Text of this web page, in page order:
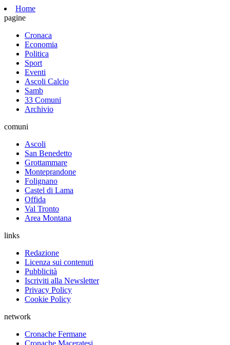
Home
pagine
Cronaca
Economia
Politica
Sport
Eventi
Ascoli Calcio
Samb
33 Comuni
Archivio
comuni
Ascoli
San Benedetto
Grottammare
Monteprandone
Folignano
Castel di Lama
Offida
Val Tronto
Area Montana
links
Redazione
Licenza sui contenuti
Pubblicità
Iscriviti alla Newsletter
Privacy Policy
Cookie Policy
network
Cronache Fermane
Cronache Maceratesi